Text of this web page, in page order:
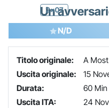
2x07
Un
N/D
Titolo originale:
A
Uscita originale:
15
Durata:
60 Min
Uscita ITA:
24